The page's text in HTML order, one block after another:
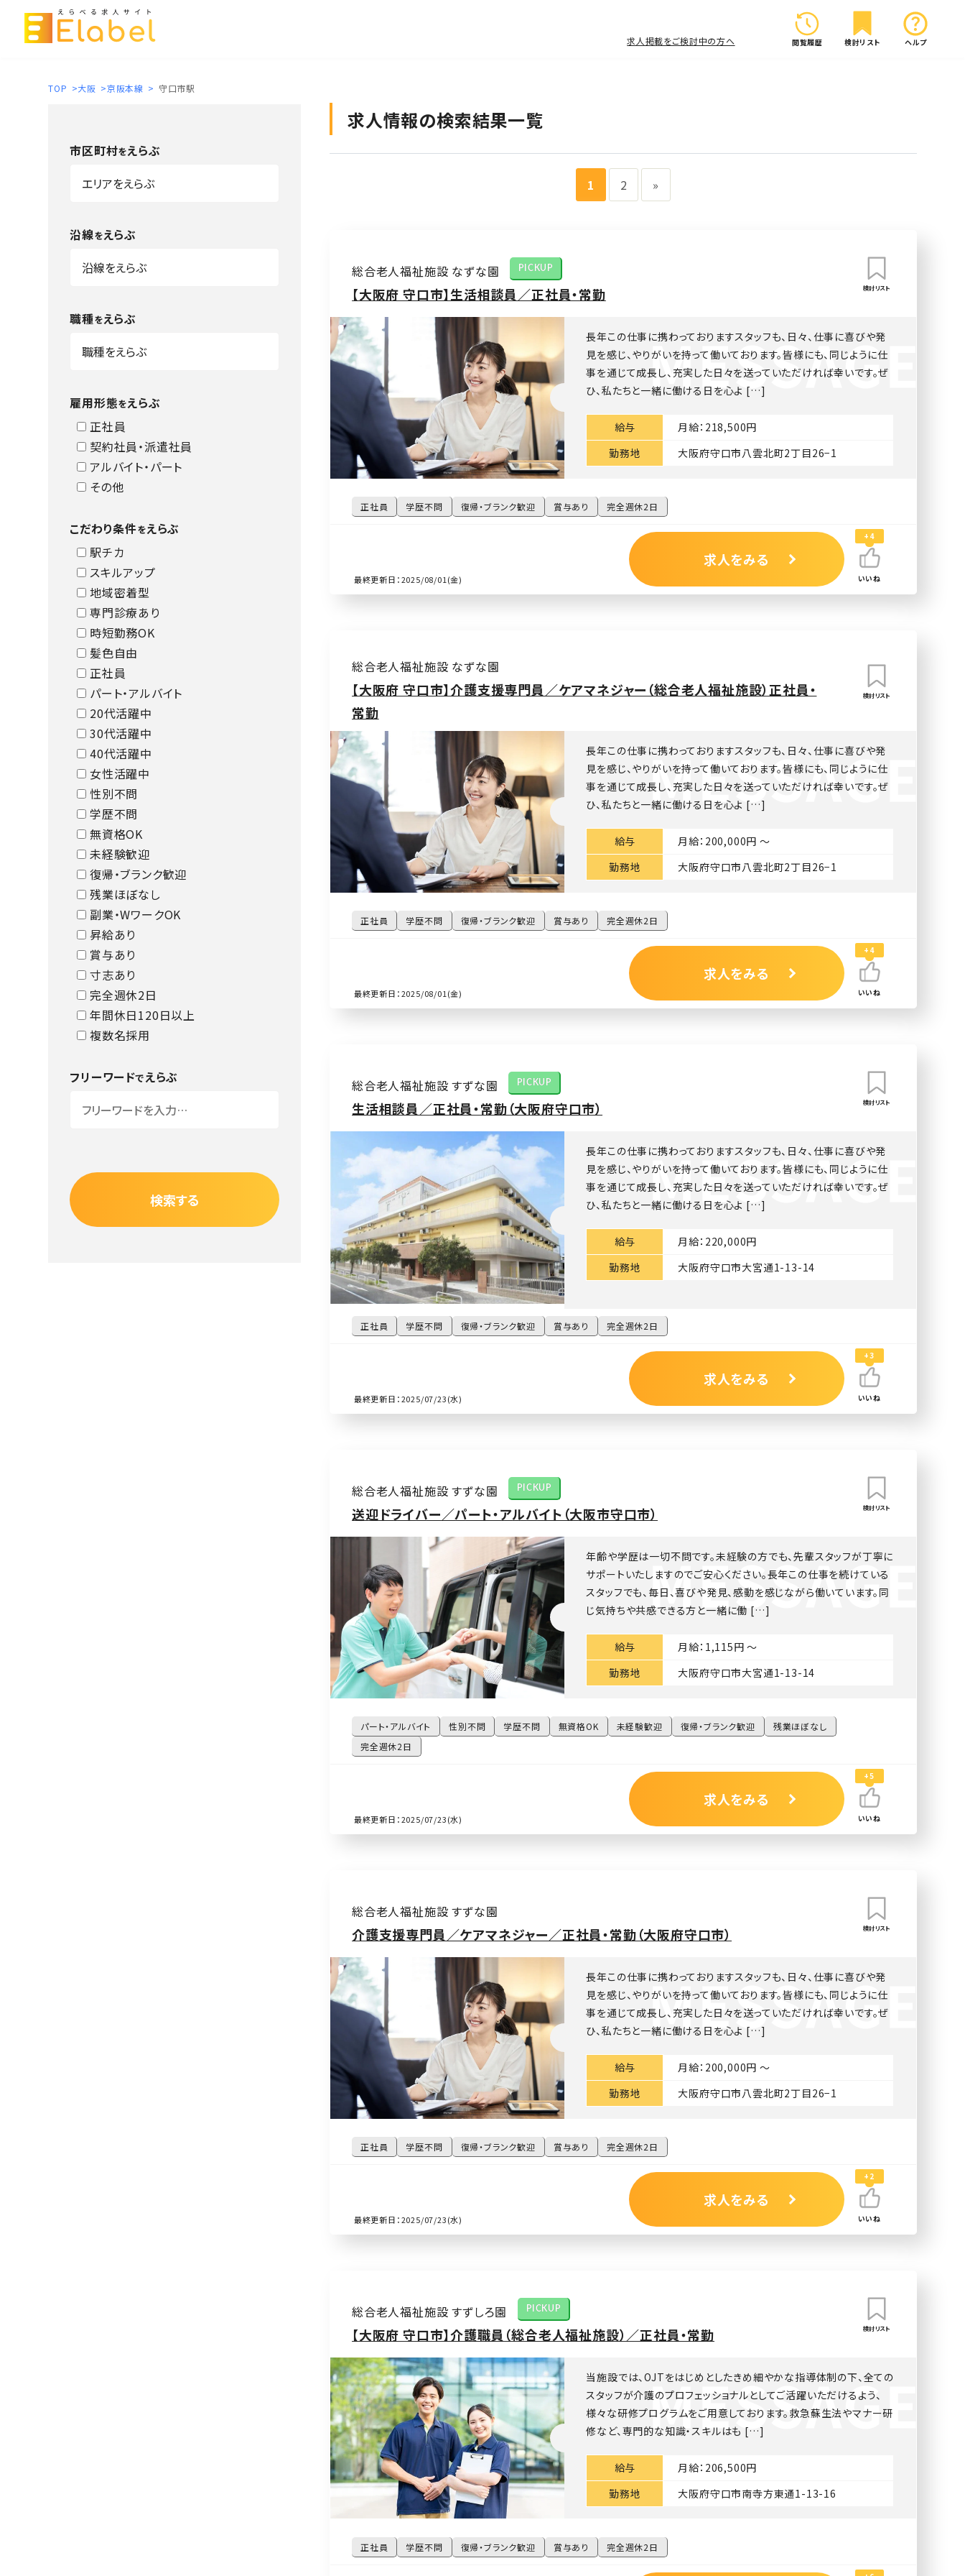
求人掲載をご検討中の方へ 閲覧履歴 検討リスト ヘルプ
TOP >大阪 >京阪本線 > 守口市駅
求人情報の検索結果一覧
1 2 »
総合老人福祉施設 なずな園 PICKUP
【大阪府 守口市】生活相談員／正社員・常勤 検討リスト
正社員 学歴不問 復帰・ブランク歓迎 賞与あり 完全週休2日
長年この仕事に携わっておりますスタッフも、日々、仕事に喜びや発
見を感じ、やりがいを持って働いております。皆様にも、同じように仕
事を通じて成長し、充実した日々を送っていただければ幸いです。ぜ
ひ、私たちと一緒に働ける日を心よ […]
給与
月給：218,500円
勤務地
大阪府守口市八雲北町2丁目26−1
最終更新日：2025/08/01(金)
求人をみる
+4
いいね
総合老人福祉施設 なずな園
【大阪府 守口市】介護支援専門員／ケアマネジャー（総合老人福祉施設）正社員・
常勤
検討リスト
正社員 学歴不問 復帰・ブランク歓迎 賞与あり 完全週休2日
長年この仕事に携わっておりますスタッフも、日々、仕事に喜びや発
見を感じ、やりがいを持って働いております。皆様にも、同じように仕
事を通じて成長し、充実した日々を送っていただければ幸いです。ぜ
ひ、私たちと一緒に働ける日を心よ […]
給与
月給：200,000円 〜
勤務地
大阪府守口市八雲北町2丁目26−1
最終更新日：2025/08/01(金)
求人をみる
+4
いいね
総合老人福祉施設 すずな園 PICKUP
生活相談員／正社員・常勤（大阪府守口市） 検討リスト
正社員 学歴不問 復帰・ブランク歓迎 賞与あり 完全週休2日
長年この仕事に携わっておりますスタッフも、日々、仕事に喜びや発
見を感じ、やりがいを持って働いております。皆様にも、同じように仕
事を通じて成長し、充実した日々を送っていただければ幸いです。ぜ
ひ、私たちと一緒に働ける日を心よ […]
給与
月給：220,000円
勤務地
大阪府守口市大宮通1-13-14
最終更新日：2025/07/23(水)
求人をみる
+3
いいね
総合老人福祉施設 すずな園 PICKUP
送迎ドライバー／パート・アルバイト（大阪市守口市） 検討リスト
パート・アルバイト 性別不問 学歴不問 無資格OK 未経験歓迎 復帰・ブランク歓迎
残業ほぼなし
完全週休2日
年齢や学歴は一切不問です。未経験の方でも、先輩スタッフが丁寧に
サポートいたしますのでご安心ください。長年この仕事を続けている
スタッフでも、毎日、喜びや発見、感動を感じながら働いています。同
じ気持ちや共感できる方と一緒に働 […]
給与
月給：1,115円 〜
勤務地
大阪府守口市大宮通1-13-14
最終更新日：2025/07/23(水)
求人をみる
+5
いいね
総合老人福祉施設 すずな園
介護支援専門員／ケアマネジャー／正社員・常勤（大阪府守口市） 検討リスト
正社員 学歴不問 復帰・ブランク歓迎 賞与あり 完全週休2日
長年この仕事に携わっておりますスタッフも、日々、仕事に喜びや発
見を感じ、やりがいを持って働いております。皆様にも、同じように仕
事を通じて成長し、充実した日々を送っていただければ幸いです。ぜ
ひ、私たちと一緒に働ける日を心よ […]
給与
月給：200,000円 〜
勤務地
大阪府守口市八雲北町2丁目26−1
最終更新日：2025/07/23(水)
求人をみる
+2
いいね
総合老人福祉施設 すずしろ園 PICKUP
【大阪府 守口市】介護職員（総合老人福祉施設）／正社員・常勤 検討リスト
正社員 学歴不問 復帰・ブランク歓迎 賞与あり 完全週休2日
当施設では、OJTをはじめとしたきめ細やかな指導体制の下、全ての
スタッフが介護のプロフェッショナルとしてご活躍いただけるよう、
様々な研修プログラムをご用意しております。救急蘇生法やマナー研
修など、専門的な知識・スキルはも […]
給与
月給：206,500円
勤務地
大阪府守口市南寺方東通1-13-16
市区町村をえらぶ
沿線をえらぶ
職種をえらぶ
雇用形態をえらぶ
正社員
契約社員・派遣社員
アルバイト・パート
その他
こだわり条件をえらぶ
駅チカ
スキルアップ
地域密着型
専門診療あり
時短勤務OK
髪色自由
正社員
パート・アルバイト
20代活躍中
30代活躍中
40代活躍中
女性活躍中
性別不問
学歴不問
無資格OK
未経験歓迎
復帰・ブランク歓迎
残業ほぼなし
副業・WワークOK
昇給あり
賞与あり
寸志あり
完全週休2日
年間休日120日以上
複数名採用
フリーワードでえらぶ